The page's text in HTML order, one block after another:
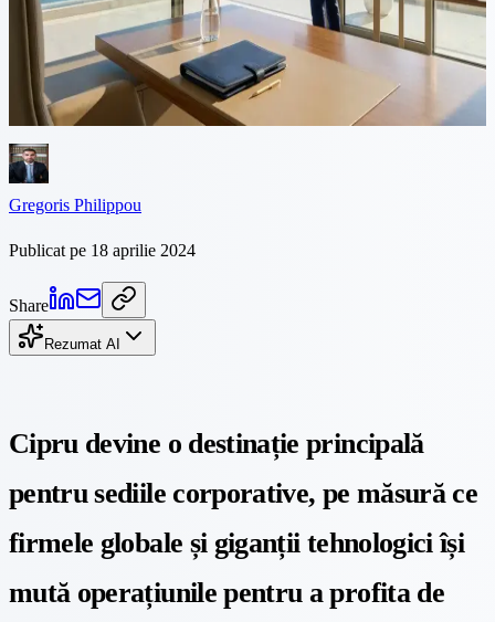
Cipru devine o destinație principală pentru sediile corporative, pe
măsură ce firmele globale și giganții tehnologici își mută operațiunile
pentru a valorifica noile stimulente. Cipru, sărbătorit tradițional ca un
centru de afaceri internațional...
Gregoris Philippou
Publicat pe 18 aprilie 2024
Share
Rezumat AI
Cipru devine o destinație principală
pentru sediile corporative, pe măsură ce
firmele globale și giganții tehnologici își
mută operațiunile pentru a profita de